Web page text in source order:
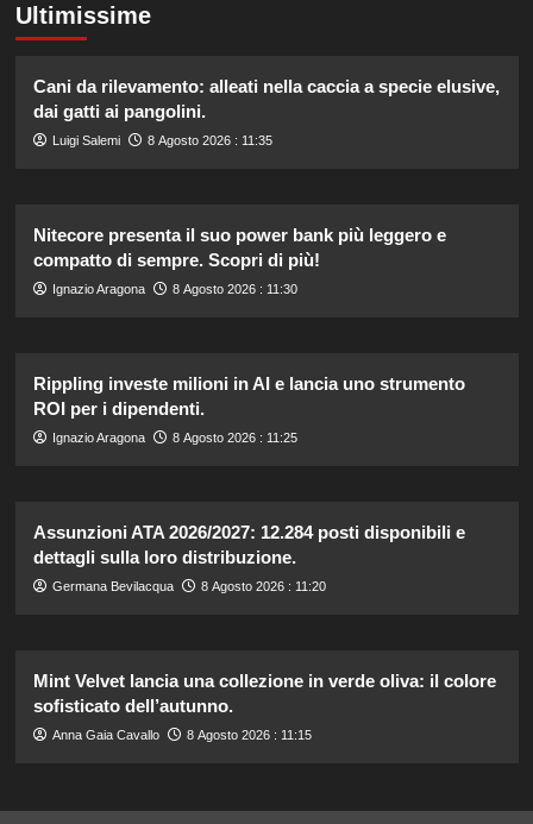
Ultimissime
Cani da rilevamento: alleati nella caccia a specie elusive,
dai gatti ai pangolini.
Luigi Salemi 8 Agosto 2026 : 11:35
Nitecore presenta il suo power bank più leggero e
compatto di sempre. Scopri di più!
Ignazio Aragona 8 Agosto 2026 : 11:30
Rippling investe milioni in AI e lancia uno strumento
ROI per i dipendenti.
Ignazio Aragona 8 Agosto 2026 : 11:25
Assunzioni ATA 2026/2027: 12.284 posti disponibili e
dettagli sulla loro distribuzione.
Germana Bevilacqua 8 Agosto 2026 : 11:20
Mint Velvet lancia una collezione in verde oliva: il colore
sofisticato dell’autunno.
Anna Gaia Cavallo 8 Agosto 2026 : 11:15